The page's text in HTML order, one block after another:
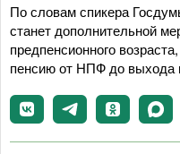
По словам спикера
станет дополнительной
предпенсионного
пенсию от НПФ до выхода